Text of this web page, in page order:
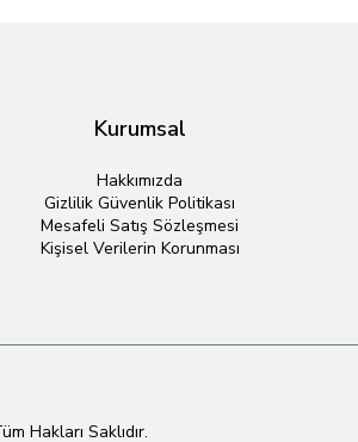
Kurumsal
Hakkımızda
Gizlilik Güvenlik Politikası
Mesafeli Satış Sözleşmesi
Kişisel Verilerin Korunması
Hakları Saklıdır.